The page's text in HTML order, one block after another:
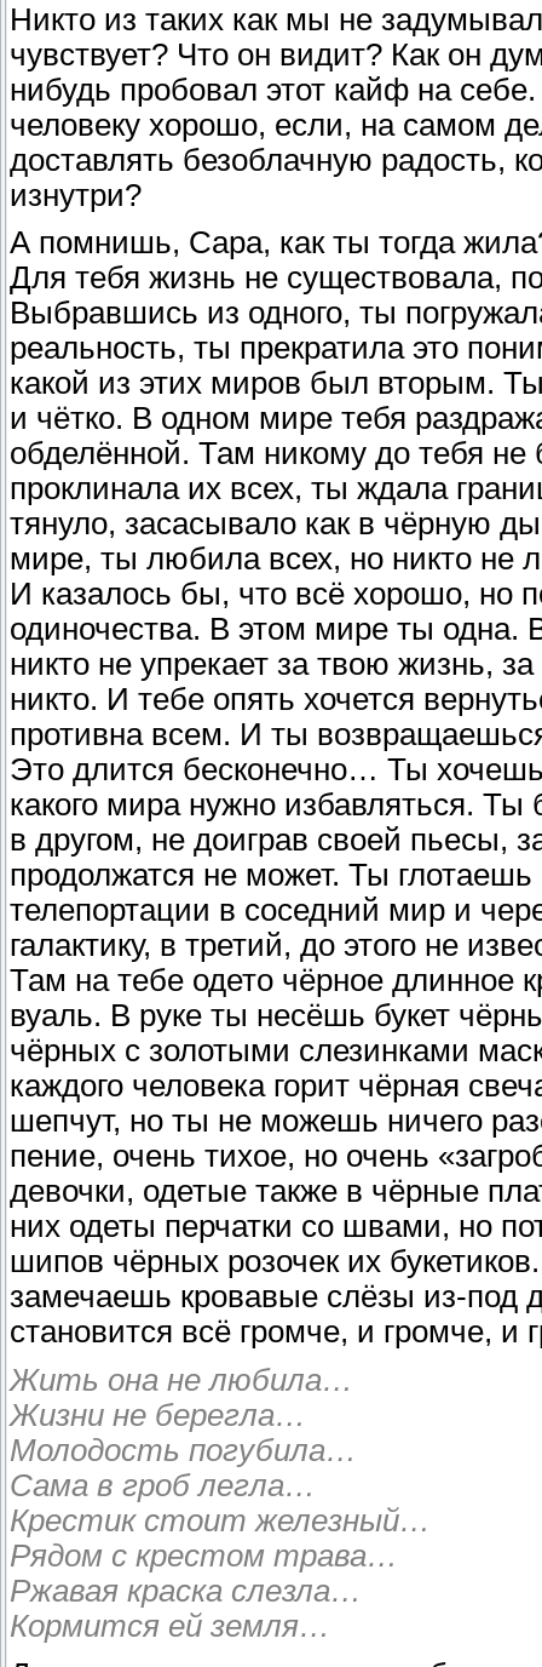
Никто из таких как мы не
чувствует? Что он видит? Как он
нибудь пробовал этот кайф на
человеку хорошо, если, на самом
доставлять безоблачную радость,
изнутри?
А помнишь, Сара, как ты тогда
Для тебя жизнь не существовала,
Выбравшись из одного, ты
реальность, ты прекратила это
какой из этих миров был вторым.
и чётко. В одном мире тебя
обделённой. Там никому до тебя
проклинала их всех, ты ждала
тянуло, засасывало как в чёрную
мире, ты любила всех, но никто не
И казалось бы, что всё хорошо, но
одиночества. В этом мире ты
никто не упрекает за твою жизнь,
никто. И тебе опять хочется
противна всем. И ты
Это длится бесконечно… Ты
какого мира нужно избавляться.
в другом, не доиграв своей пьесы,
продолжатся не может. Ты
телепортации в соседний мир и
галактику, в третий, до этого не
Там на тебе одето чёрное длинное
вуаль. В руке ты несёшь букет
чёрных с золотыми слезинками
каждого человека горит чёрная
шепчут, но ты не можешь ничего
пение, очень тихое, но очень
девочки, одетые также в чёрные
них одеты перчатки со швами, но
шипов чёрных розочек их
замечаешь кровавые слёзы из-под
становится всё громче, и громче, и
Жить она не любила…
Жизни не берегла…
Молодость погубила…
Сама в гроб легла…
Крестик стоит железный…
Рядом с крестом трава…
Ржавая краска слезла…
Кормится ей земля…